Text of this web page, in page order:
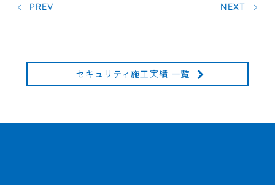
PREV NEXT
セキュリティ施工実績 一覧